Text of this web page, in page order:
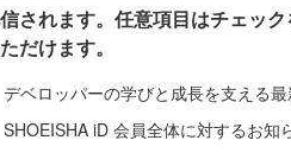
されます。任意項目はチェッ
だけます。
デベロッパーの学びと成長を支える
SHOEISHA iD 会員全体に対するお知